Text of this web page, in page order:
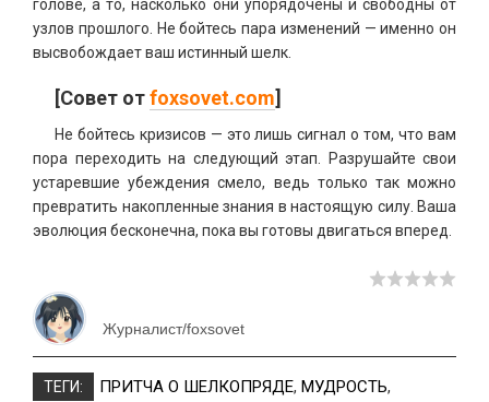
голове, а то, насколько они упорядочены и свободны от
узлов прошлого. Не бойтесь пара изменений — именно он
высвобождает ваш истинный шелк.
[Совет отfoxsovet.com]
Не бойтесь кризисов — это лишь сигнал о том, что вам
пора переходить на следующий этап. Разрушайте свои
устаревшие убеждения смело, ведь только так можно
превратить накопленные знания в настоящую силу. Ваша
эволюция бесконечна, пока вы готовы двигаться вперед.
Журналист/foxsovet
ТЕГИ: ПРИТЧА О ШЕЛКОПРЯДЕ, МУДРОСТЬ,